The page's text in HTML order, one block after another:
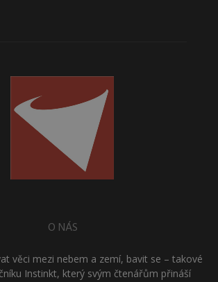
O NÁS
věci mezi nebem a zemí, bavit se – takové
Instinkt, který svým čtenářům přináší